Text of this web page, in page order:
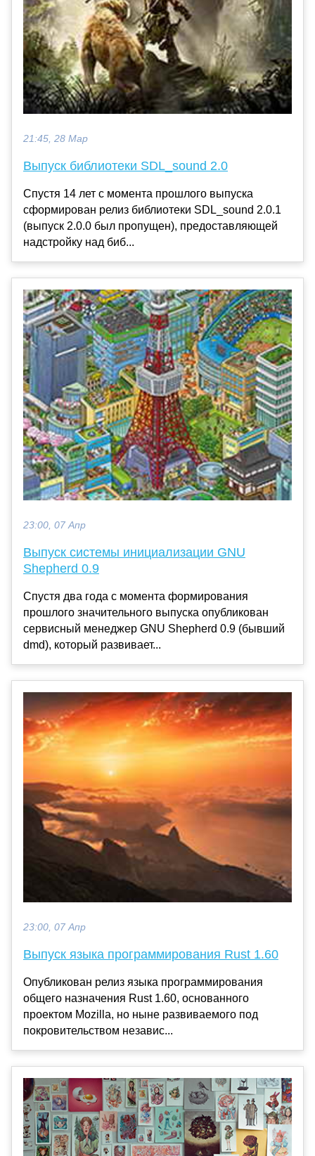
21:45, 28 Мар
Выпуск библиотеки SDL_sound 2.0
Спустя 14 лет с момента прошлого выпуска
сформирован релиз библиотеки SDL_sound 2.0.1
(выпуск 2.0.0 был пропущен), предоставляющей
надстройку над биб...
23:00, 07 Апр
Выпуск системы инициализации GNU
Shepherd 0.9
Спустя два года с момента формирования
прошлого значительного выпуска опубликован
сервисный менеджер GNU Shepherd 0.9 (бывший
dmd), который развивает...
23:00, 07 Апр
Выпуск языка программирования Rust 1.60
Опубликован релиз языка программирования
общего назначения Rust 1.60, основанного
проектом Mozilla, но ныне развиваемого под
покровительством независ...